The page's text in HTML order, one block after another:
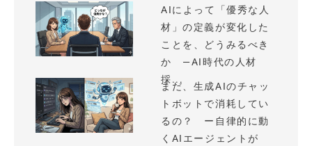
AIによって「優秀な人
材」の定義が変化した
ことを、どうみるべき
か —AI時代の人材
採...
まだ、生成AIのチャッ
トボットで消耗してい
るの？ ー自律的に動
くAIエージェントが